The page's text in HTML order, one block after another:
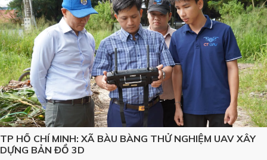
TP HỒ CHÍ MINH: XÃ BÀU BÀNG THỬ NGHIỆM UAV XÂY
DỰNG BẢN ĐỒ 3D